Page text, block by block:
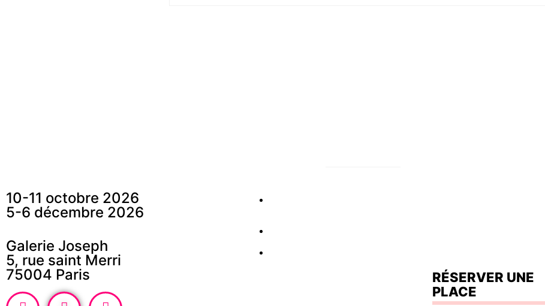
10-11 octobre 2026
5-6 décembre 2026
Galerie Joseph
5, rue saint Merri
75004 Paris
RÉSERVER UNE
PLACE